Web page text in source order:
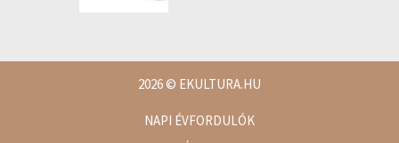
2026© EKULTURA.HU
NAPI ÉVFORDULÓK